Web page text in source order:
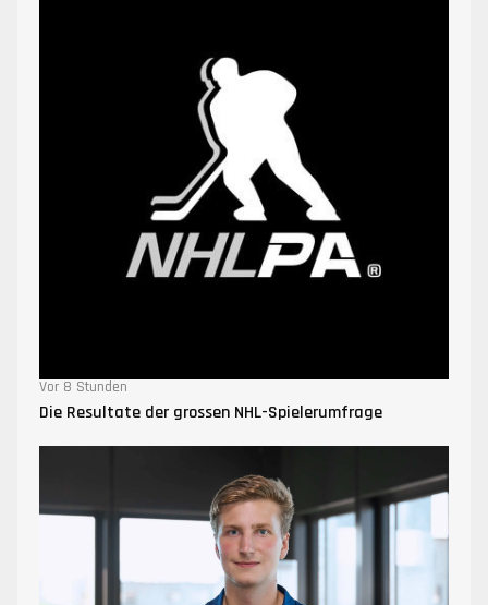
Vor 8 Stunden
Die Resultate der grossen NHL-Spielerumfrage